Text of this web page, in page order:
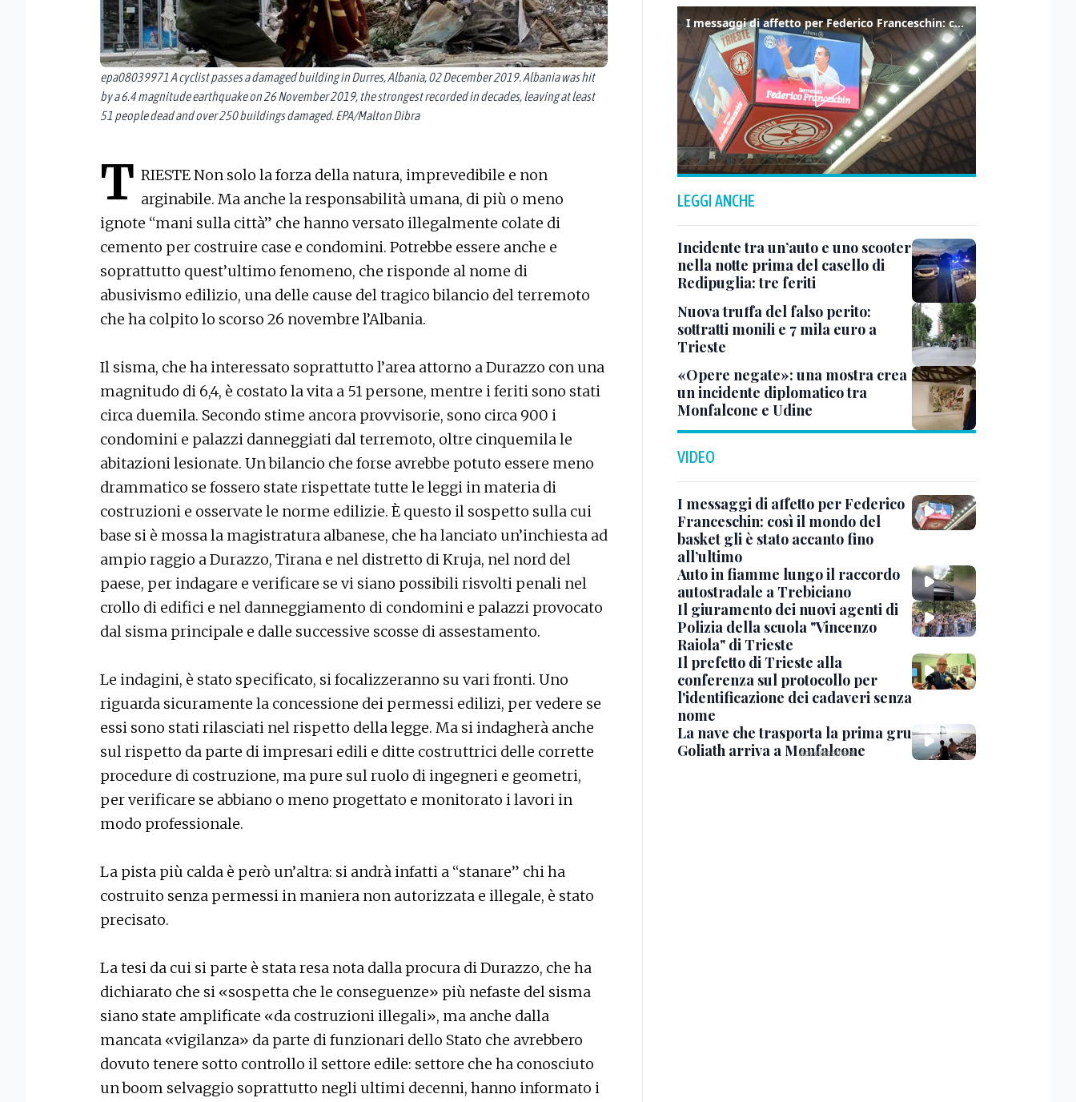
epa08039971 A cyclist passes a damaged building in Durres, Albania, 02 December 2019. Albania was hit
by a 6.4 magnitude earthquake on 26 November 2019, the strongest recorded in decades, leaving at least
51 people dead and over 250 buildings damaged. EPA/Malton Dibra
T RIESTE Non solo la forza della natura, imprevedibile e non
arginabile. Ma anche la responsabilità umana, di più o meno
ignote “mani sulla città” che hanno versato illegalmente colate di
cemento per costruire case e condomini. Potrebbe essere anche e
soprattutto quest’ultimo fenomeno, che risponde al nome di
abusivismo edilizio, una delle cause del tragico bilancio del terremoto
che ha colpito lo scorso 26 novembre l’Albania.
Il sisma, che ha interessato soprattutto l’area attorno a Durazzo con una
magnitudo di 6,4, è costato la vita a 51 persone, mentre i feriti sono stati
circa duemila. Secondo stime ancora provvisorie, sono circa 900 i
condomini e palazzi danneggiati dal terremoto, oltre cinquemila le
abitazioni lesionate. Un bilancio che forse avrebbe potuto essere meno
drammatico se fossero state rispettate tutte le leggi in materia di
costruzioni e osservate le norme edilizie. È questo il sospetto sulla cui
base si è mossa la magistratura albanese, che ha lanciato un’inchiesta ad
ampio raggio a Durazzo, Tirana e nel distretto di Kruja, nel nord del
paese, per indagare e verificare se vi siano possibili risvolti penali nel
crollo di edifici e nel danneggiamento di condomini e palazzi provocato
dal sisma principale e dalle successive scosse di assestamento.
Le indagini, è stato specificato, si focalizzeranno su vari fronti. Uno
riguarda sicuramente la concessione dei permessi edilizi, per vedere se
essi sono stati rilasciati nel rispetto della legge. Ma si indagherà anche
sul rispetto da parte di impresari edili e ditte costruttrici delle corrette
procedure di costruzione, ma pure sul ruolo di ingegneri e geometri,
per verificare se abbiano o meno progettato e monitorato i lavori in
modo professionale.
La pista più calda è però un’altra: si andrà infatti a “stanare” chi ha
costruito senza permessi in maniera non autorizzata e illegale, è stato
precisato.
La tesi da cui si parte è stata resa nota dalla procura di Durazzo, che ha
dichiarato che si «sospetta che le conseguenze» più nefaste del sisma
siano state amplificate «da costruzioni illegali», ma anche dalla
mancata «vigilanza» da parte di funzionari dello Stato che avrebbero
dovuto tenere sotto controllo il settore edile: settore che ha conosciuto
un boom selvaggio soprattutto negli ultimi decenni, hanno informato i
I messaggi di affetto per Federico Franceschin: così il mondo del basket gli è stato accanto fino all’ultimo
LEGGI ANCHE
Incidente tra un’auto e uno scooter
nella notte prima del casello di
Redipuglia: tre feriti
Nuova truffa del falso perito:
sottratti monili e 7 mila euro a
Trieste
«Opere negate»: una mostra crea
un incidente diplomatico tra
Monfalcone e Udine
VIDEO
I messaggi di affetto per Federico
Franceschin: così il mondo del
basket gli è stato accanto fino
all’ultimo
Auto in fiamme lungo il raccordo
autostradale a Trebiciano
Il giuramento dei nuovi agenti di
Polizia della scuola "Vincenzo
Raiola" di Trieste
Il prefetto di Trieste alla
conferenza sul protocollo per
l'identificazione dei cadaveri senza
nome
La nave che trasporta la prima gru
Goliath arriva a Monfalcone